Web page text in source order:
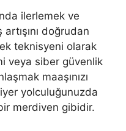
ilerlemek ve
doğrudan
teknisyeni olarak
veya siber güvenlik
maaşınızı
yolculuğunuzda
merdiven gibidir.